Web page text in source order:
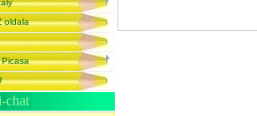
oldala
chat